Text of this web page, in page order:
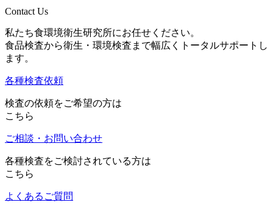
Contact Us
私たち食環境衛生研究所にお任せください。
食品検査から衛生・環境検査まで幅広くトータルサポートし
ます。
各種検査依頼
検査の依頼をご希望の方は
こちら
ご相談・お問い合わせ
各種検査をご検討されている方は
こちら
よくあるご質問